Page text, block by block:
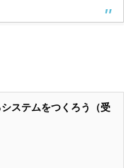
ステムをつくろう（受